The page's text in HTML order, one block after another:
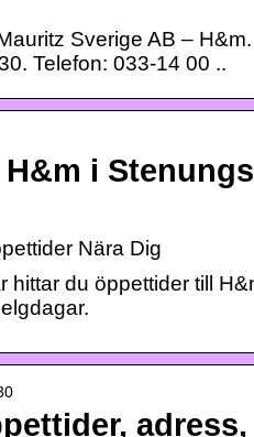
Sverige AB –
Telefon: 033-14 00 ..
i
Nära Dig
hittar du öppettider till